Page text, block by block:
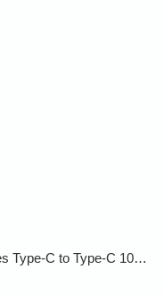
Потужний кабель Baseus Gem Series Type-C to Type-C 100W 20V 6A для iPhone 16 Pro Max та MacBook